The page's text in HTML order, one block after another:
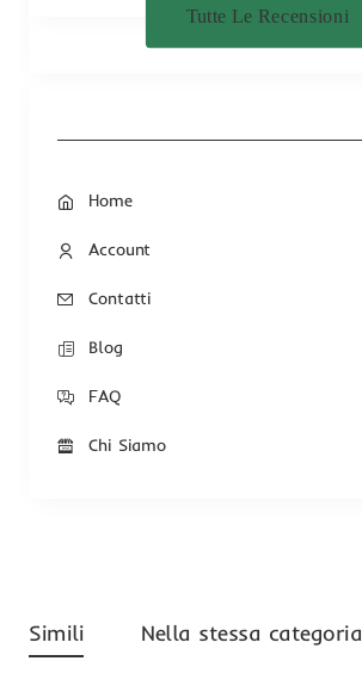
Tutte Le Recensioni
Home
Account
Contatti
Blog
FAQ
Chi Siamo
Simili Nella stessa categoria